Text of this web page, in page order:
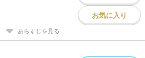
お気に入り
あらすじを見る